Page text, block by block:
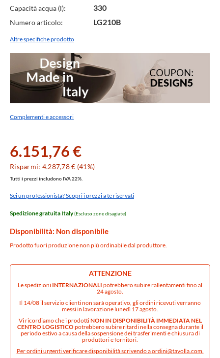
Capacità acqua (l): 330
Numero articolo: LG210B
Altre specifiche prodotto
Complementi e accessori
6.151,76 €
Risparmi: 4.287,78 € (41%)
Tutti i prezzi includono IVA 22%.
Sei un professionista? Scopri i prezzi a te riservati
Spedizione gratuita Italy(Escluso zone disagiate)
Disponibilità: Non disponibile
Prodotto fuori produzione non più ordinabile dal produttore.
ATTENZIONE
Le spedizioni INTERNAZIONALI potrebbero subire rallentamenti fino al
24 agosto.
Il 14/08 il servizio clienti non sarà operativo, gli ordini ricevuti verranno
messi in lavorazione lunedì 17 agosto.
Vi ricordiamo che i prodottiNON IN DISPONIBILITÀ IMMEDIATA NEL
CENTRO LOGISTICOpotrebbero subire ritardi nella consegna durante il
periodo estivo a causa della sospensione dei trasferimenti e chiusura di
produttori e fornitori.
Per ordini urgenti verificare disponibilità scrivendo aordini@tavolla.com.